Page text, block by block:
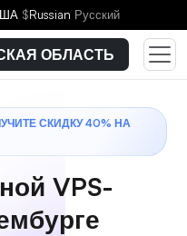
$Russian Русский
ОБЛАСТЬ
СКИДКУ 40% НА
VPS-